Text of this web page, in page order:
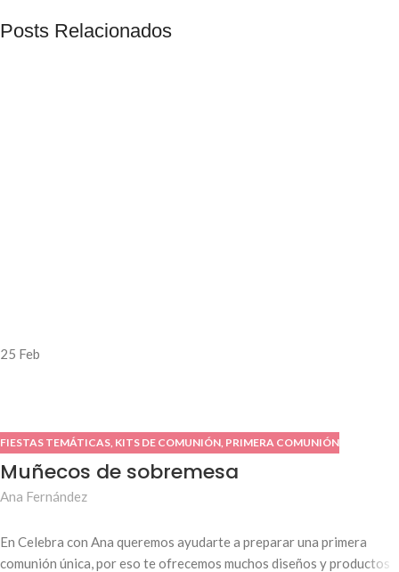
Posts Relacionados
25 Feb
FIESTAS TEMÁTICAS, KITS DE COMUNIÓN, PRIMERA COMUNIÓN
Muñecos de sobremesa
Ana Fernández
En Celebra con Ana queremos ayudarte a preparar una primera
comunión única, por eso te ofrecemos muchos diseños y productos